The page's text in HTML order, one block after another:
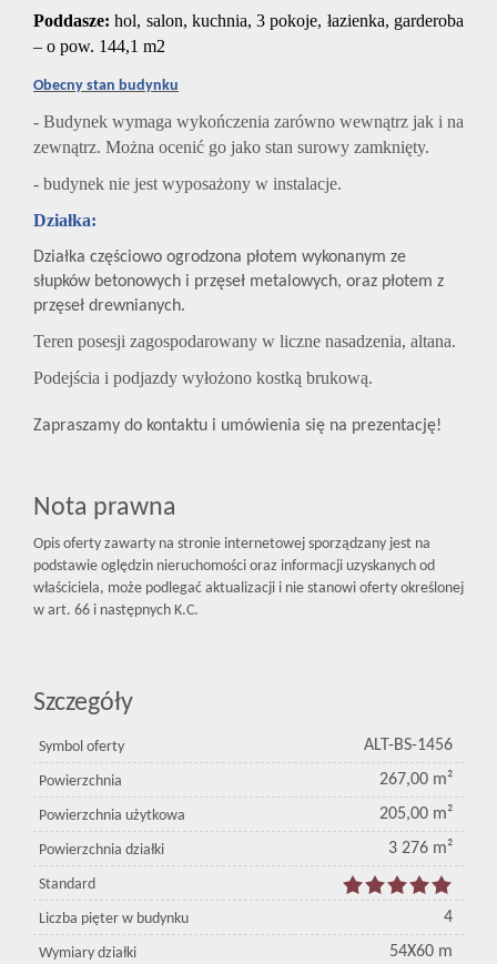
Poddasze:hol, salon, kuchnia, 3 pokoje, łazienka, garderoba
– o pow. 144,1 m2
Obecny stan budynku
- Budynek wymaga wykończenia zarówno wewnątrz jak i na
zewnątrz. Można ocenić go jako stan surowy zamknięty.
- budynek nie jest wyposażony w instalacje.
Działka:
Działka częściowo ogrodzona płotem wykonanym ze
słupków betonowych i przęseł metalowych, oraz płotem z
przęseł drewnianych.
Teren posesji zagospodarowany w liczne nasadzenia, altana.
Podejścia i podjazdy wyłożono kostką brukową.
Zapraszamy do kontaktu i umówienia się na prezentację!
Nota prawna
Opis oferty zawarty na stronie internetowej sporządzany jest na
podstawie oględzin nieruchomości oraz informacji uzyskanych od
właściciela, może podlegać aktualizacji i nie stanowi oferty określonej
w art. 66 i następnych K.C.
Szczegóły
Symbol oferty ALT-BS-1456
Powierzchnia 267,00 m²
Powierzchnia użytkowa 205,00 m²
Powierzchnia działki 3 276 m²
Standard
Liczba pięter w budynku 4
Wymiary działki 54X60 m